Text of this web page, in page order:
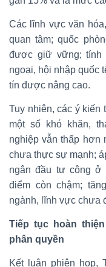
Các lĩnh vực văn
quan tâm; quốc
được giữ vững; tính
ngoại, hội nhập quốc
tín được nâng cao.
Tuy nhiên, các ý kiến
một số khó khăn,
nghiệp vẫn thấp hơn
chưa thực sự mạnh;
ngân đầu tư công ở
điểm còn chậm;
ngành, lĩnh vực chưa
Tiếp tục hoàn
phân quyền
Kết luận phiên họp,